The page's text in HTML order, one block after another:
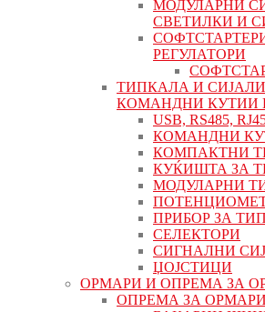
МОДУЛАРНИ
СВЕТИЛКИ И
РЕГУЛАТОРИ
ТИПКАЛА И
КОМАНДНИ КУТИИ
USB, RS485,
КОМАНДНИ
КОМПАКТНИ
КУЌИШТА ЗА
МОДУЛАРНИ
ПРИБОР ЗА
СЕЛЕКТОРИ
СИГНАЛНИ
ЏОЈСТИЦИ
ОРМАРИ И ОПРЕМА ЗА
ОПРЕМА ЗА ОРМАРИ